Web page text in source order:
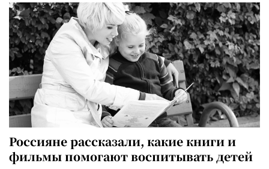
Россияне рассказали, какие книги и
фильмы помогают воспитывать детей